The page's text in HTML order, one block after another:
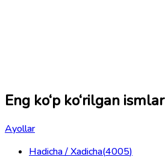
Eng ko‘p ko‘rilgan ismlar
Ayollar
Hadicha / Xadicha(4005)